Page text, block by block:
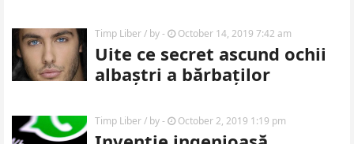
Timp Liber/ by- October 14, 2019 7:42 am
Uite ce secret ascund ochii
albaștri a bărbaților
Timp Liber/ by- October 2, 2019 1:19 pm